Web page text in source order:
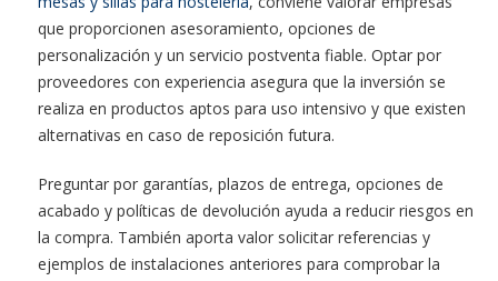
que proporcionen asesoramiento, opciones de
personalización y un servicio postventa fiable. Optar por
proveedores con experiencia asegura que la inversión se
realiza en productos aptos para uso intensivo y que existen
alternativas en caso de reposición futura.
Preguntar por garantías, plazos de entrega, opciones de
acabado y políticas de devolución ayuda a reducir riesgos en
la compra. También aporta valor solicitar referencias y
ejemplos de instalaciones anteriores para comprobar la